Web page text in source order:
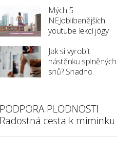
Mých 5
NEJoblíbenějších
youtube lekcí jógy
Jak si vyrobit
nástěnku splněných
snů? Snadno
PODPORA PLODNOSTI
Radostná cesta k miminku